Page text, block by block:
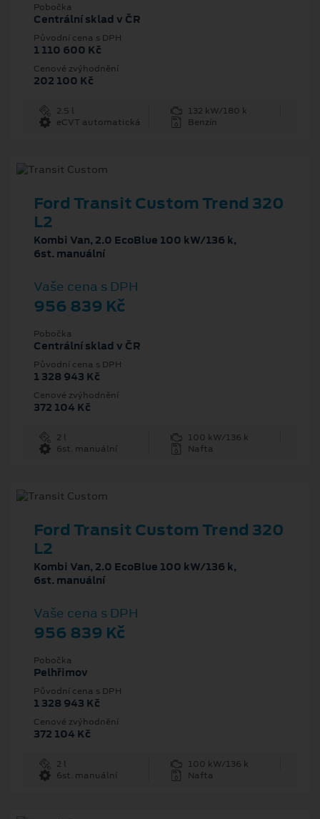
Pobočka
Centrální sklad v ČR
Původní cena s DPH
1 110 600 Kč
Cenové zvýhodnění
202 100 Kč
2.5 l
132 kW/180 k
eCVT automatická
Benzín
Ford Transit Custom Trend 320
L2
Kombi Van, 2.0 EcoBlue 100 kW/136 k,
6st. manuální
Vaše cena s DPH
956 839 Kč
Pobočka
Centrální sklad v ČR
Původní cena s DPH
1 328 943 Kč
Cenové zvýhodnění
372 104 Kč
2 l
100 kW/136 k
6st. manuální
Nafta
Ford Transit Custom Trend 320
L2
Kombi Van, 2.0 EcoBlue 100 kW/136 k,
6st. manuální
Vaše cena s DPH
956 839 Kč
Pobočka
Pelhřimov
Původní cena s DPH
1 328 943 Kč
Cenové zvýhodnění
372 104 Kč
2 l
100 kW/136 k
6st. manuální
Nafta